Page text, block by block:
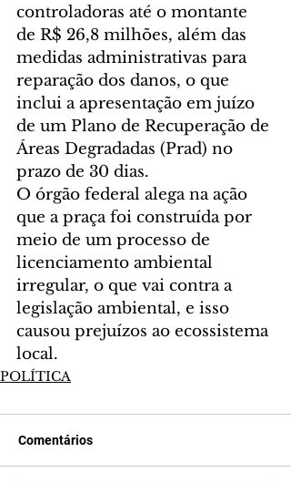
controladoras até o montante
de R$ 26,8 milhões, além das
medidas administrativas para
reparação dos danos, o que
inclui a apresentação em juízo
de um Plano de Recuperação de
Áreas Degradadas (Prad) no
prazo de 30 dias.
O órgão federal alega na ação
que a praça foi construída por
meio de um processo de
licenciamento ambiental
irregular, o que vai contra a
legislação ambiental, e isso
causou prejuízos ao ecossistema
local.
POLÍTICA
Comentários